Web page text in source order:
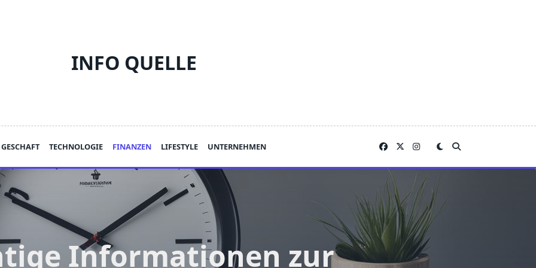
INFO QUELLE
GESCHAFT TECHNOLOGIE FINANZEN LIFESTYLE UNTERNEHMEN
Informationen zur